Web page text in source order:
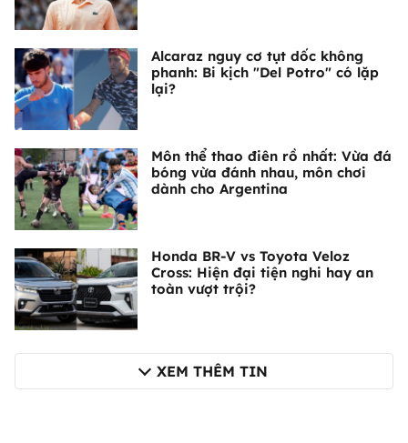
Alcaraz nguy cơ tụt dốc không
phanh: Bi kịch "Del Potro" có lặp
lại?
Môn thể thao điên rồ nhất: Vừa đá
bóng vừa đánh nhau, môn chơi
dành cho Argentina
Honda BR-V vs Toyota Veloz
Cross: Hiện đại tiện nghi hay an
toàn vượt trội?
XEM THÊM TIN